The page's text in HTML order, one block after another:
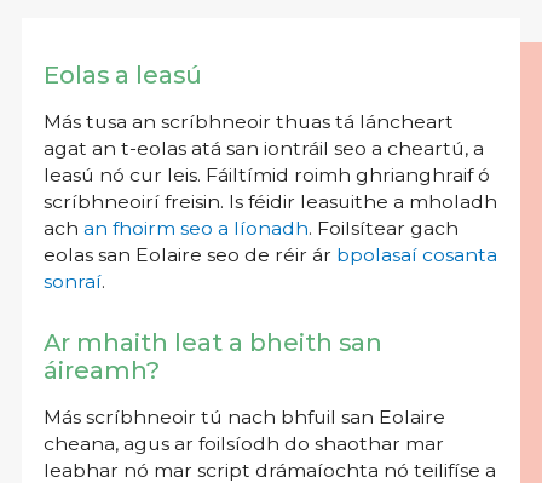
Eolas a leasú
Más tusa an scríbhneoir thuas tá láncheart
agat an t-eolas atá san iontráil seo a cheartú, a
leasú nó cur leis. Fáiltímid roimh ghrianghraif ó
scríbhneoirí freisin. Is féidir leasuithe a mholadh
ach an fhoirm seo a líonadh. Foilsítear gach
eolas san Eolaire seo de réir ár bpolasaí cosanta
sonraí.
Ar mhaith leat a bheith san
áireamh?
Más scríbhneoir tú nach bhfuil san Eolaire
cheana, agus ar foilsíodh do shaothar mar
leabhar nó mar script drámaíochta nó teilifíse a